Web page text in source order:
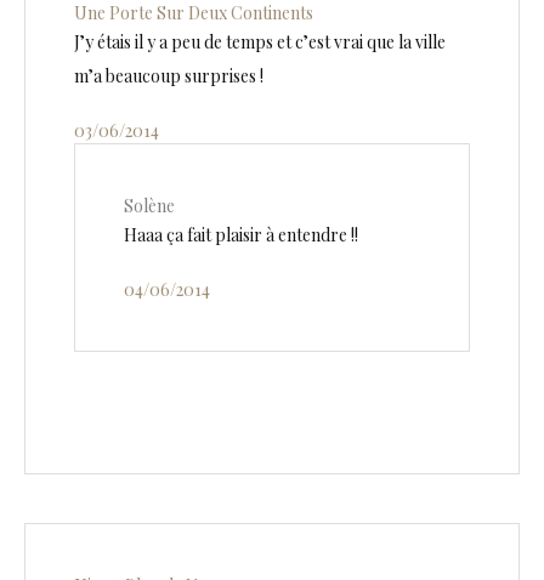
Une Porte Sur Deux Continents
J’y étais il y a peu de temps et c’est vrai que la ville
m’a beaucoup surprises !
03/06/2014
Solène
Haaa ça fait plaisir à entendre !!
04/06/2014